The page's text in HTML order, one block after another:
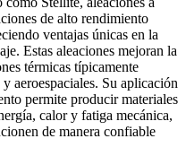
de alto rendimiento
ventajas únicas en la
Estas aleaciones mejoran la
térmicas típicamente
aeroespaciales. Su aplicación
permite producir materiales
calor y fatiga mecánica,
de manera confiable